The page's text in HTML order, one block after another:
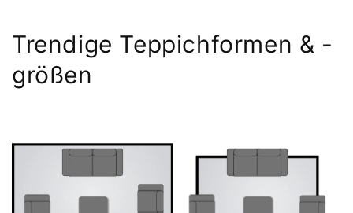
Trendige Teppichformen & -
größen